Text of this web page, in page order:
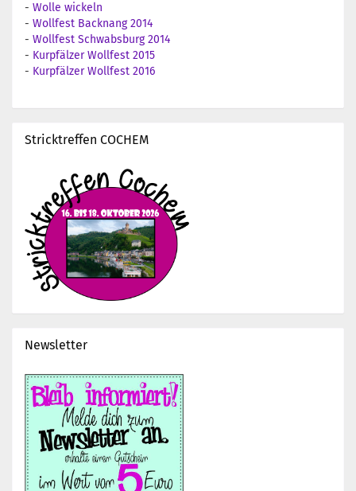
- Wolle wickeln
- Wollfest Backnang 2014
- Wollfest Schwabsburg 2014
- Kurpfälzer Wollfest 2015
- Kurpfälzer Wollfest 2016
Stricktreffen COCHEM
Newsletter